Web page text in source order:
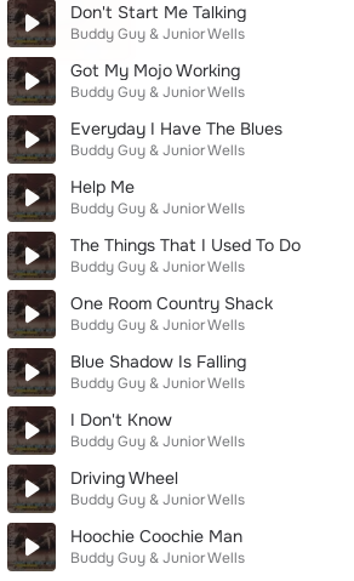
Don't Start Me Talking
Buddy Guy & Junior Wells
Got My Mojo Working
Buddy Guy & Junior Wells
Everyday I Have The Blues
Buddy Guy & Junior Wells
Help Me
Buddy Guy & Junior Wells
The Things That I Used To Do
Buddy Guy & Junior Wells
One Room Country Shack
Buddy Guy & Junior Wells
Blue Shadow Is Falling
Buddy Guy & Junior Wells
I Don't Know
Buddy Guy & Junior Wells
Driving Wheel
Buddy Guy & Junior Wells
Hoochie Coochie Man
Buddy Guy & Junior Wells